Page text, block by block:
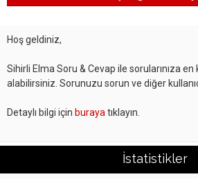
Hoş geldiniz,
Sihirli Elma Soru & Cevap ile sorularınıza en
alabilirsiniz. Sorunuzu sorun ve diğer
Detaylı bilgi için buraya tıklayın.
İstatistikler